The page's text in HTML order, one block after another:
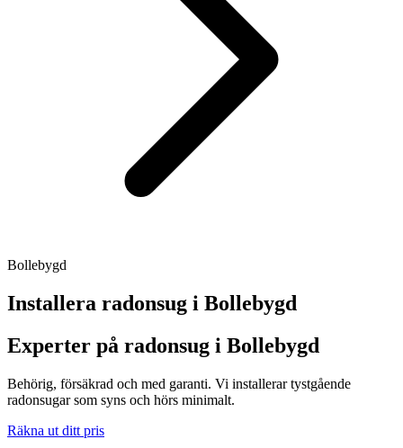
Bollebygd
Installera radonsug i Bollebygd
Experter på radonsug i Bollebygd
Behörig, försäkrad och med garanti. Vi installerar tystgående
radonsugar som syns och hörs minimalt.
Räkna ut ditt pris